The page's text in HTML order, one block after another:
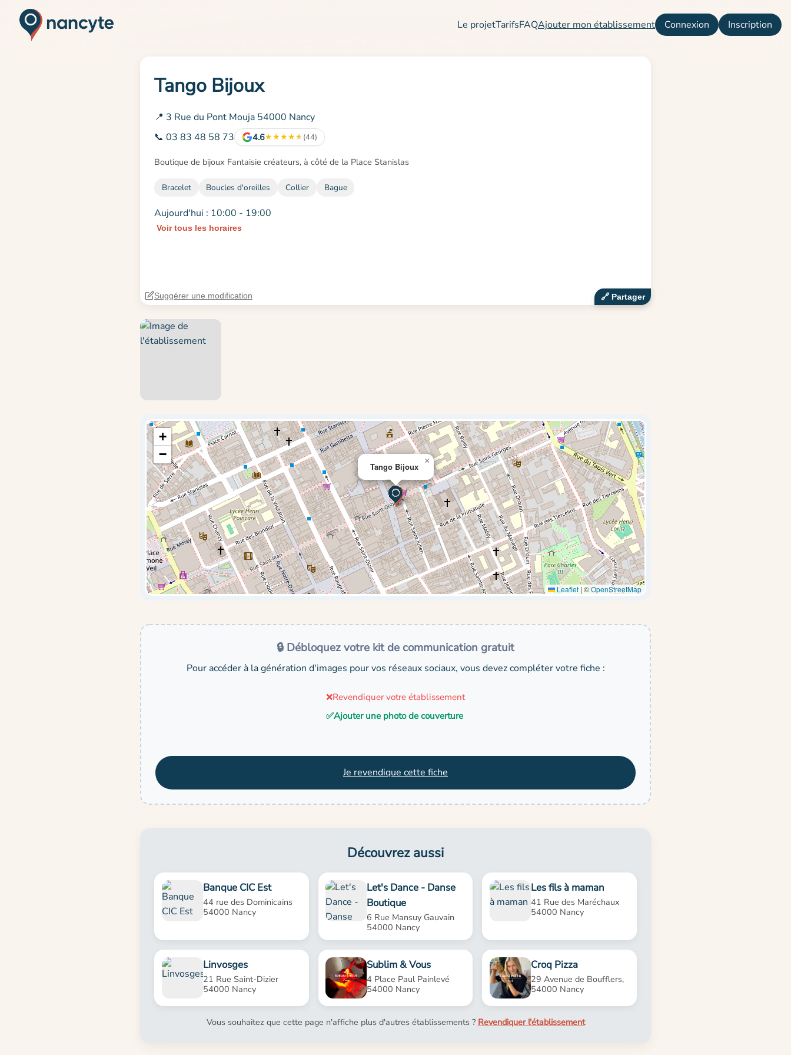
Le projetTarifsFAQAjouter mon établissement Connexion Inscription
Tango Bijoux
📍 3 Rue du Pont Mouja 54000 Nancy
📞 03 83 48 58 73
4.6★★★★★ (44)
Boutique de bijoux Fantaisie créateurs, à côté de la Place Stanislas
Bracelet Boucles d'oreilles Collier Bague
Aujourd'hui : 10:00 - 19:00
Voir tous les horaires
🔗‍️ Partager
Suggérer une modification
Tango Bijoux
×
+
−
Leaflet | ©OpenStreetMap
🔒 Débloquez votre kit de communication gratuit
Pour accéder à la génération d'images pour vos réseaux sociaux, vous devez compléter votre fiche :
❌Revendiquer votre établissement
✅Ajouter une photo de couverture
Je revendique cette fiche
Découvrez aussi
Banque CIC Est
44 rue des Dominicains
54000 Nancy
Let's Dance - Danse
Boutique
6 Rue Mansuy Gauvain
54000 Nancy
Les fils à maman
41 Rue des Maréchaux
54000 Nancy
Linvosges
21 Rue Saint-Dizier
54000 Nancy
Sublim & Vous
4 Place Paul Painlevé
54000 Nancy
Croq Pizza
29 Avenue de Boufflers,
54000 Nancy
Vous souhaitez que cette page n'affiche plus d'autres établissements ? Revendiquer l'établissement